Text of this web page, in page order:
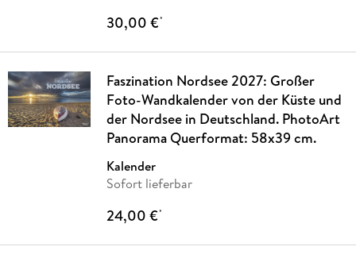
30,00 €*
Faszination Nordsee 2027: Großer
Foto-Wandkalender von der Küste und
der Nordsee in Deutschland. PhotoArt
Panorama Querformat: 58x39 cm.
Kalender
Sofort lieferbar
24,00 €*